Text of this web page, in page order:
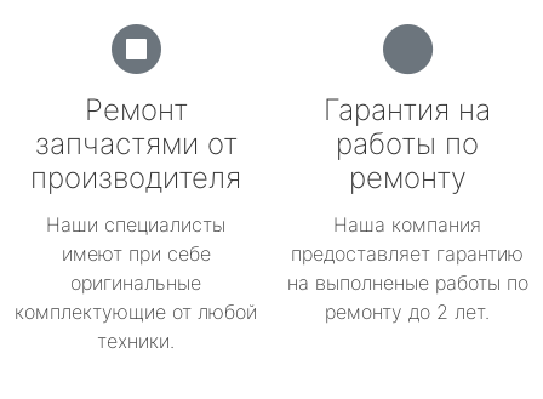
Ремонт
запчастями от
производителя
Наши специалисты
имеют при себе
оригинальные
комплектующие от любой
техники.
Гарантия на
работы по
ремонту
Наша компания
предоставляет гарантию
на выполненые работы по
ремонту до 2 лет.